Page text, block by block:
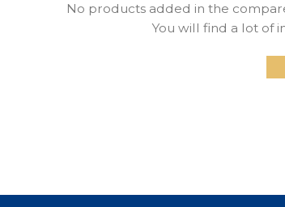
Profi Table Top Geräte
Wasserspender-Geräte im Überblick
No products added in the
You will find a lot of